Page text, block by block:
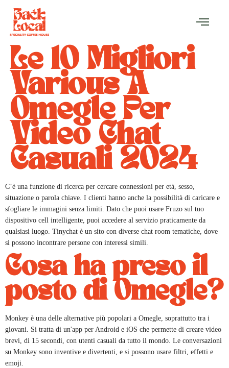
Le 10 Migliori
Various A
Omegle Per
Video Chat
Casuali 2024
C’è una funzione di ricerca per cercare connessioni per età, sesso,
situazione o parola chiave. I clienti hanno anche la possibilità di caricare e
sfogliare le immagini senza limiti. Dato che puoi usare Fruzo sul tuo
dispositivo cell intelligente, puoi accedere al servizio praticamente da
qualsiasi luogo. Tinychat è un sito con diverse chat room tematiche, dove
si possono incontrare persone con interessi simili.
Cosa ha preso il
posto di Omegle?
Monkey è una delle alternative più popolari a Omegle, soprattutto tra i
giovani. Si tratta di un'app per Android e iOS che permette di creare video
brevi, di 15 secondi, con utenti casuali da tutto il mondo. Le conversazioni
su Monkey sono inventive e divertenti, e si possono usare filtri, effetti e
emoji.